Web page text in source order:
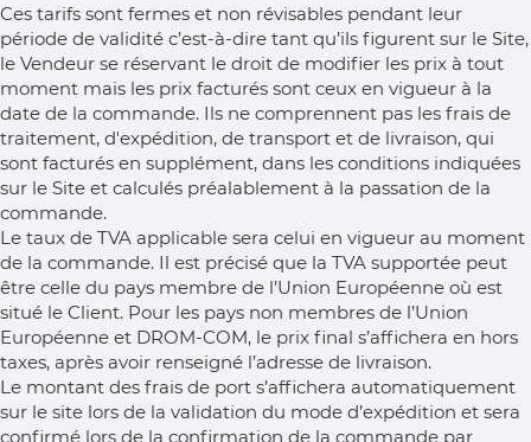
Ces tarifs sont fermes et non révisables pendant leur
période de validité c’est-à-dire tant qu’ils figurent sur le Site,
le Vendeur se réservant le droit de modifier les prix à tout
moment mais les prix facturés sont ceux en vigueur à la
date de la commande. Ils ne comprennent pas les frais de
traitement, d'expédition, de transport et de livraison, qui
sont facturés en supplément, dans les conditions indiquées
sur le Site et calculés préalablement à la passation de la
commande.
Le taux de TVA applicable sera celui en vigueur au moment
de la commande. Il est précisé que la TVA supportée peut
être celle du pays membre de l’Union Européenne où est
situé le Client. Pour les pays non membres de l’Union
Européenne et DROM-COM, le prix final s’affichera en hors
taxes, après avoir renseigné l’adresse de livraison.
Le montant des frais de port s’affichera automatiquement
sur le site lors de la validation du mode d’expédition et sera
confirmé lors de la confirmation de la commande par